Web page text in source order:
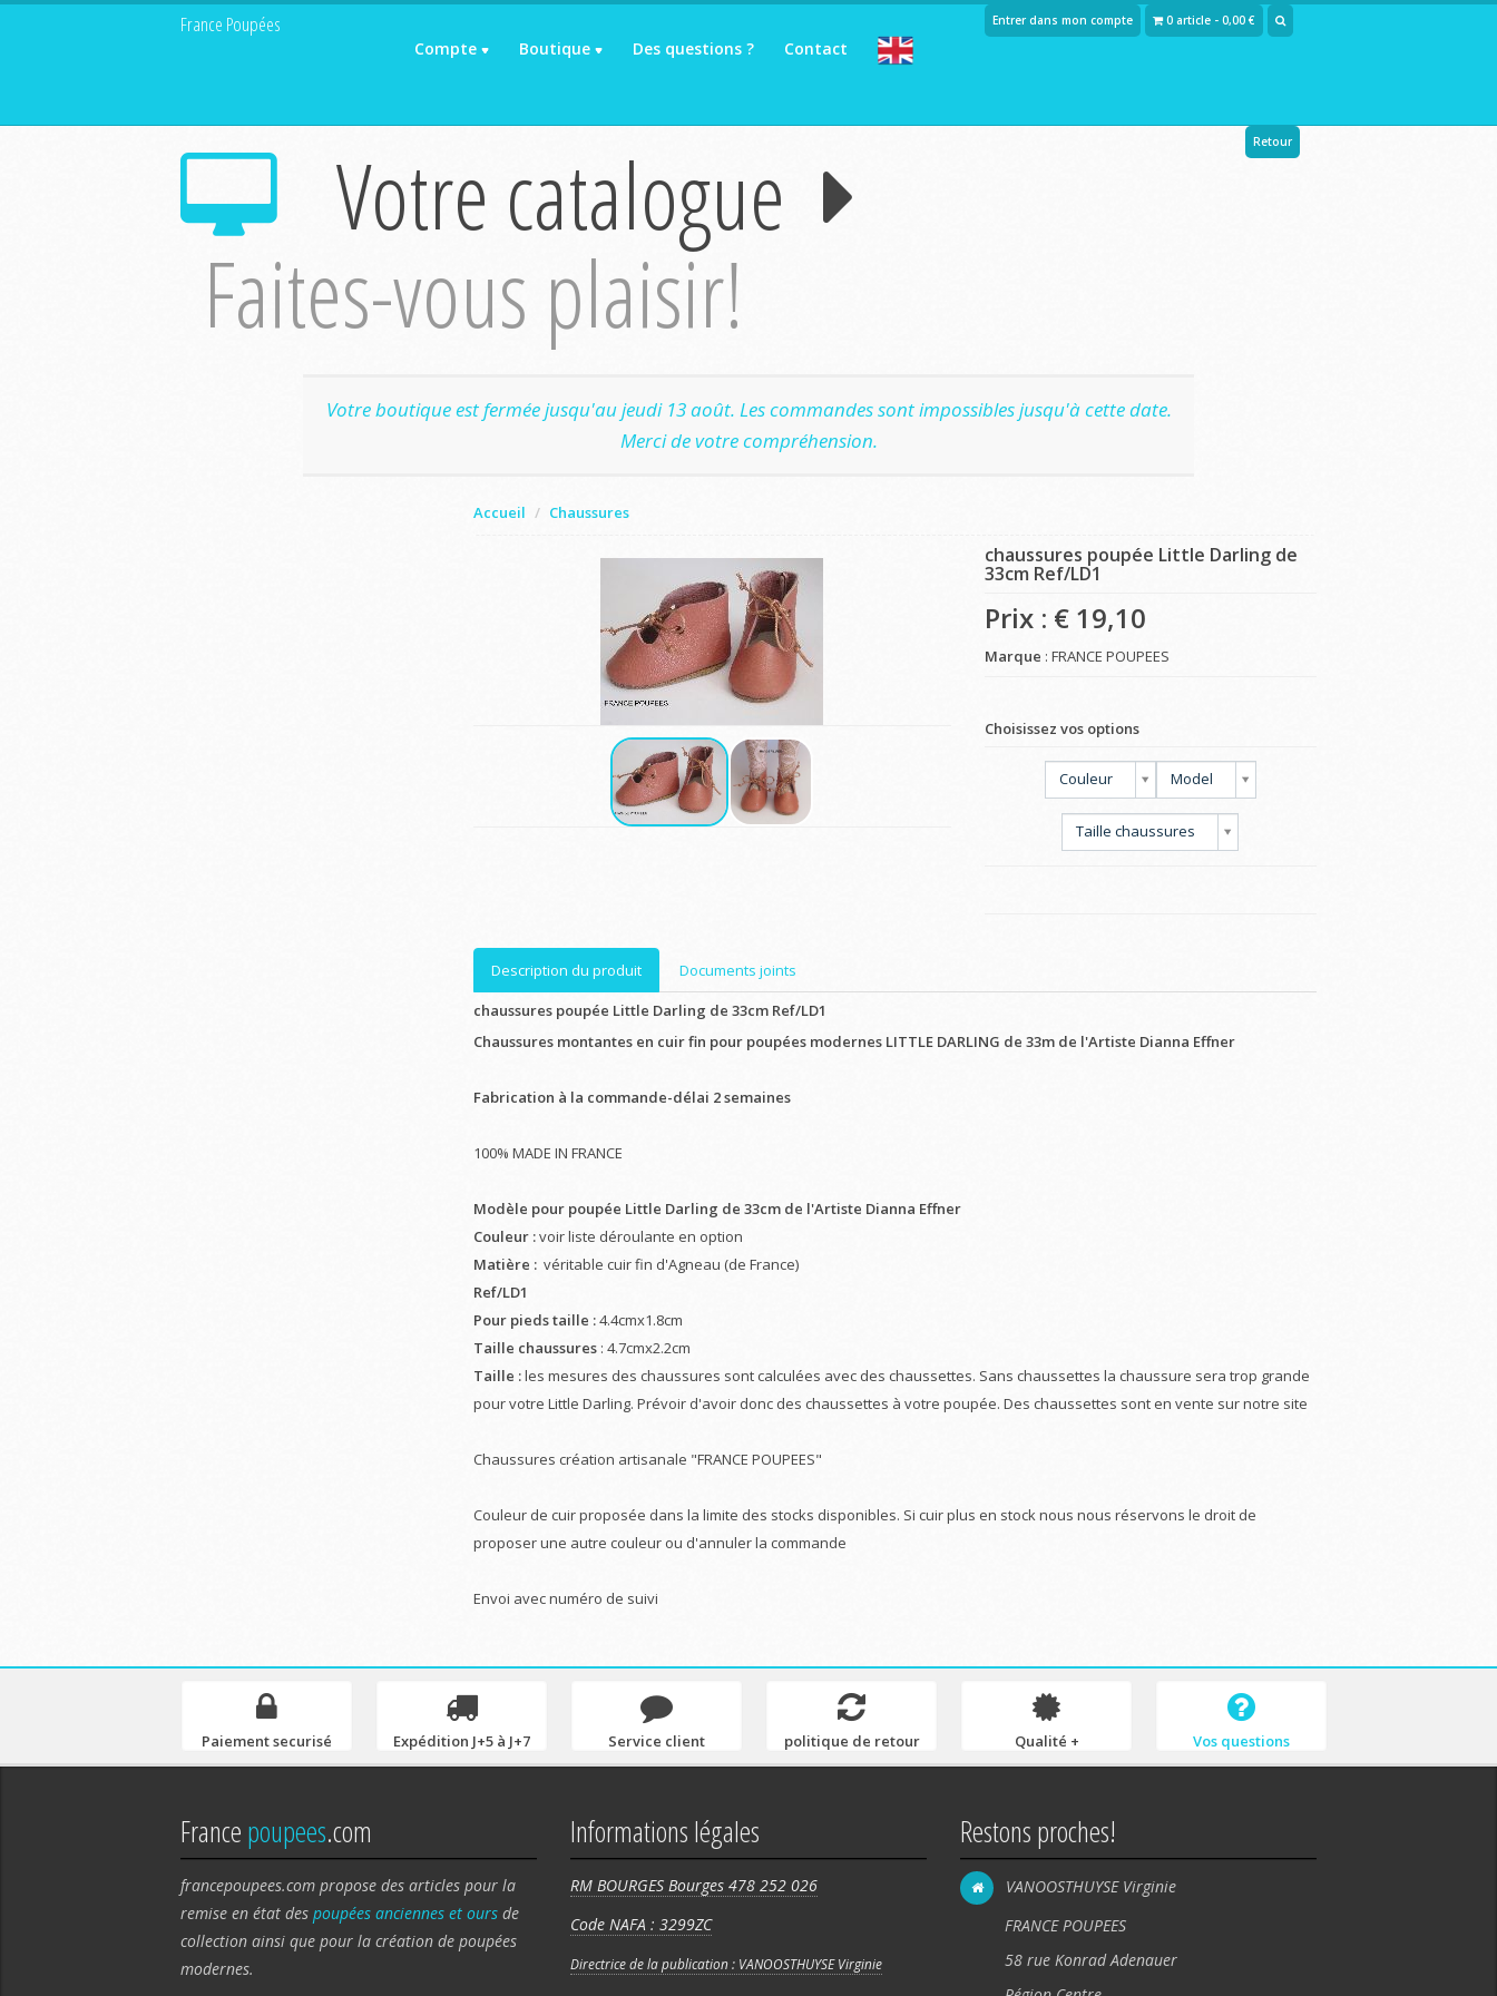
France Poupées
Compte Boutique Des questions ? Contact
Entrer dans mon compte 0 article - 0,00 €
Votre catalogue
Faites-vous plaisir!
Retour
Votre boutique est fermée jusqu'au jeudi 13 août. Les commandes sont impossibles jusqu'à cette date.
Merci de votre compréhension.
Accueil Chaussures
chaussures poupée Little Darling de
33cm Ref/LD1
Prix : € 19,10
Marque : FRANCE POUPEES
Choisissez vos options
Couleur Model
Taille chaussures
Description du produit
Documents joints
chaussures poupée Little Darling de 33cm Ref/LD1
Chaussures montantes en cuir fin pour poupées modernes LITTLE DARLING de 33m de l'Artiste Dianna Effner
Fabrication à la commande-délai 2 semaines
100% MADE IN FRANCE
Modèle pour poupée Little Darling de 33cm de l'Artiste Dianna Effner
Couleur :voir liste déroulante en option
Matière : véritable cuir fin d'Agneau (de France)
Ref/LD1
Pour pieds taille :4.4cmx1.8cm
Taille chaussures : 4.7cmx2.2cm
Taille :les mesures des chaussures sont calculées avec des chaussettes. Sans chaussettes la chaussure sera trop grande
pour votre Little Darling. Prévoir d'avoir donc des chaussettes à votre poupée. Des chaussettes sont en vente sur notre site
Chaussures création artisanale "FRANCE POUPEES"
Couleur de cuir proposée dans la limite des stocks disponibles. Si cuir plus en stock nous nous réservons le droit de
proposer une autre couleur ou d'annuler la commande
Envoi avec numéro de suivi
Paiement securisé Expédition J+5 à J+7 Service client politique de retour Qualité + Vos questions
Francepoupees.com
francepoupees.com propose des articles pour la
remise en état des poupées anciennes et ours de
collection ainsi que pour la création de poupées
modernes.
Informations légales
RM BOURGES Bourges 478 252 026
Code NAFA : 3299ZC
Directrice de la publication : VANOOSTHUYSE Virginie
Restons proches!
VANOOSTHUYSE Virginie
FRANCE POUPEES
58 rue Konrad Adenauer